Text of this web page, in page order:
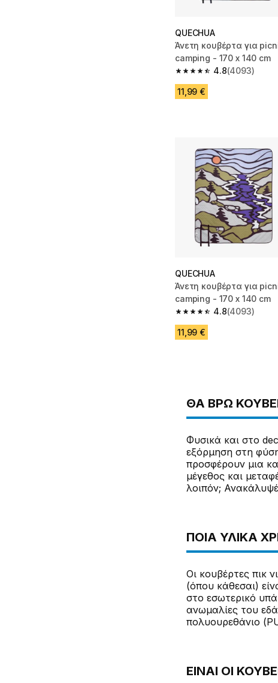
QUECHUA
Άνετη κουβέρτα για
camping - 170 x 140 cm
4.8
4.8 out of 5 stars from
(4093)
11,99 €
QUECHUA
Άνετη κουβέρτα για
camping - 170 x 140 cm
4.8
4.8 out of 5 stars from
(4093)
11,99 €
ΘΑ ΒΡΩ
Φυσικά και στο
εξόρμηση στη
προσφέρουν μια
μέγεθος και
λοιπόν;
ΠΟΙΑ ΥΛΙΚΆ
Οι κουβέρτες πικ
(όπου κάθεσαι)
στο εσωτερικό
ανωμαλίες του
πολυουρεθάνιο
ΕΊΝΑΙ ΟΙ